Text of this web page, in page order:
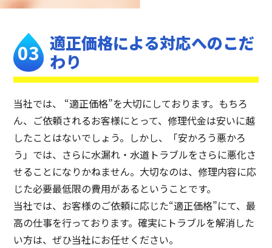
適正価格による対応へのこだ
わり
当社では、 “適正価格”を大切にしております。もちろ
ん、ご依頼されるお客様にとって、修理代金は安いに越
したことはないでしょう。しかし、「安かろう悪かろ
う」では、さらに水漏れ・水道トラブルをさらに悪化さ
せることになりかねません。大切なのは、修理内容に応
じた必要最低限の費用があるということです。
当社では、お客様のご依頼に応じた“適正価格”にて、最
高の仕事を行っております。確実にトラブルを解消した
い方は、ぜひ当社にお任せください。